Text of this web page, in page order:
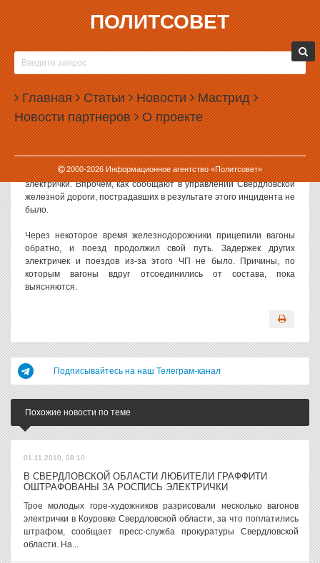
ПОЛИТСОВЕТ
Главная Статьи Новости Мастрид
Новости партнеров О проекте
2000-2026Информационное агентство «Политсовет»
23.12.2014, 17:00
ОТ ЭЛЕКТРИЧКИ ИЗ НИЖНЕГО ТАГИЛА
ОТЦЕПИЛИСЬ ВАГОНЫ С ПАССАЖИРАМИ
На железной дороге в черте Екатеринбурга сегодня произошло
ЧП: от электрички, ехавшей из Нижнего Тагила, отцепилось два
вагона, в которых находились пассажиры.
Вагоны отделились от основного состава в районе станции
«Электродепо». Известно, что это произошло на полном ходу
электрички. Впрочем, как сообщают в управлении Свердловской
железной дороги, пострадавших в результате этого инцидента не
было.
Через некоторое время железнодорожники прицепили вагоны
обратно, и поезд продолжил свой путь. Задержек других
электричек и поездов из-за этого ЧП не было. Причины, по
которым вагоны вдруг отсоединились от состава, пока
выясняются.
Подписывайтесь на наш Телеграм-канал
Похожие новости по теме
01.11.2010, 08:10
В СВЕРДЛОВСКОЙ ОБЛАСТИ ЛЮБИТЕЛИ ГРАФФИТИ
ОШТРАФОВАНЫ ЗА РОСПИСЬ ЭЛЕКТРИЧКИ
Трое молодых горе-художников разрисовали несколько вагонов
электрички в Коуровке Свердловской области, за что поплатились
штрафом, сообщает пресс-служба прокуратуры Свердловской
области. На...